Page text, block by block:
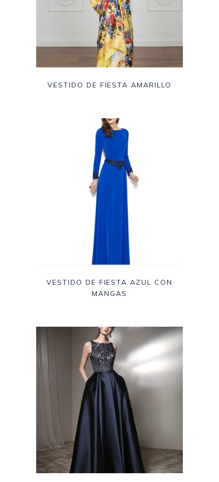
VESTIDO DE FIESTA AMARILLO
VESTIDO DE FIESTA AZUL CON
MANGAS